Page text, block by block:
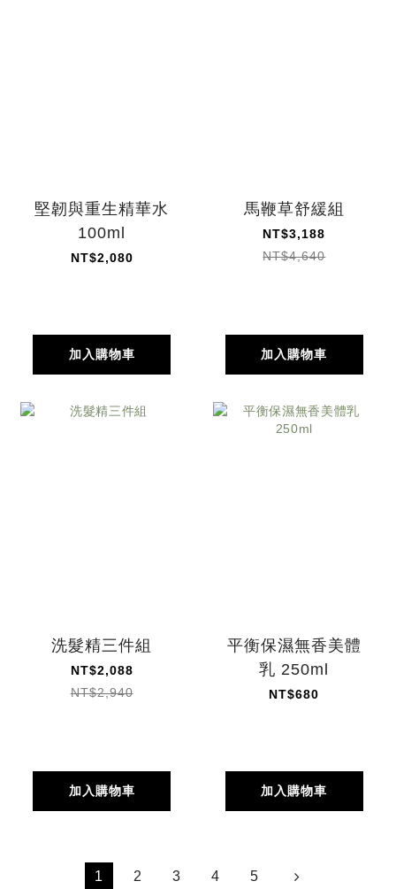
堅韌與重生精華水
100ml
NT$2,080
加入購物車
馬鞭草舒緩組
NT$3,188
NT$4,640
加入購物車
洗髮精三件組
NT$2,088
NT$2,940
加入購物車
平衡保濕無香美體
乳 250ml
NT$680
加入購物車
1 2 3 4 5